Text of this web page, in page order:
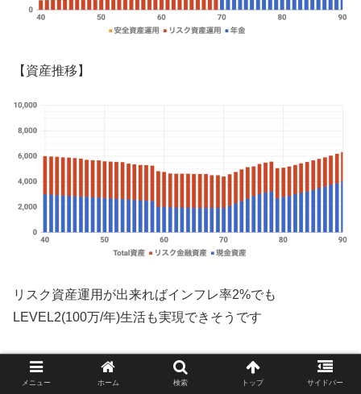
【資産推移】
リスク資産運用が出来ればインフレ率2%でも
LEVEL2(100万/年)生活も実現できそうです
シミュレーション(インフレ率2%,リスク資産運
メニュー ホーム 検索 トップ サイドバー